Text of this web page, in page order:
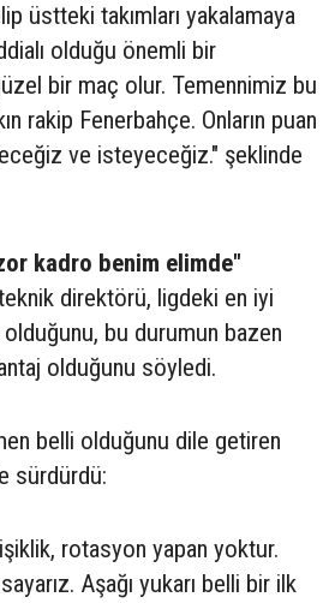
üstteki takımları yakalamaya
olduğu önemli bir
bir maç olur. Temennimiz bu
rakip Fenerbahçe. Onların puan
ve isteyeceğiz." şeklinde
kadro benim elimde"
teknik direktörü, ligdeki en iyi
bu durumun bazen
olduğunu söyledi.
belli olduğunu dile getiren
sürdürdü:
rotasyon yapan yoktur.
Aşağı yukarı belli bir ilk